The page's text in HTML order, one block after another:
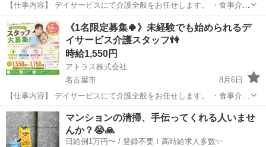
【仕事内容】 デイサービスにて介護全般をお任せします。 ・食事介
助、入浴介助、排泄介助 ・レクリエーション ・見守り ・送迎 など
デイなので身体介助は少なめ♪ コミュニケーションが取れる利用者さ
んも多...
愛知 名古屋市 介護 スタッフ
《1名限定募集🍀》未経験でも始められるデ
イサービス介護スタッフ👫
時給1,550円
アトラス株式会社
名古屋市
8月6日
【仕事内容】 デイサービスにて介護全般をお任せします。 ・食事介
助、入浴介助、排泄介助 ・レクリエーション ・見守り ・送迎 など
デイなので身体介助は少なめ♪ コミュニケーションが取れる利用者さ
んも多...
愛知 名古屋市 スタッフ
マンションの清掃、手伝ってくれる人いませ
んか？😭🙏
日給例1万円〜 / 登録不要！高時給求人多数✨